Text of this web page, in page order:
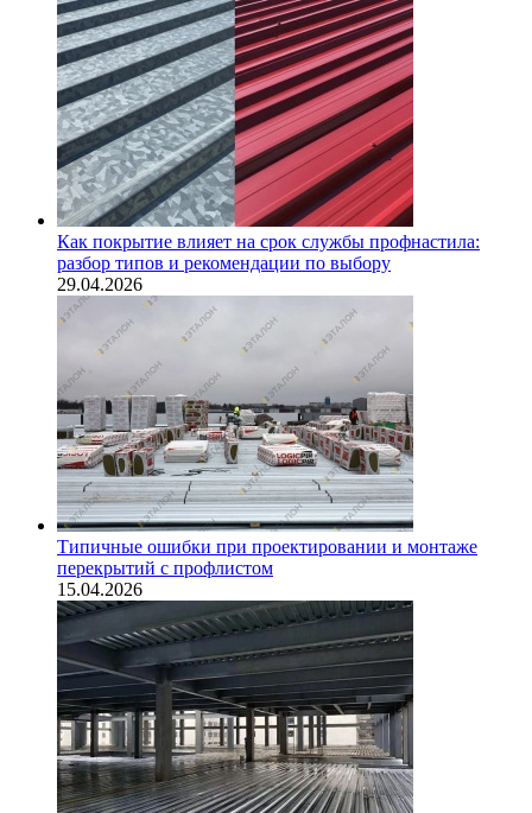
Как покрытие влияет на срок службы профнастила:
разбор типов и рекомендации по выбору
29.04.2026
Типичные ошибки при проектировании и монтаже
перекрытий с профлистом
15.04.2026